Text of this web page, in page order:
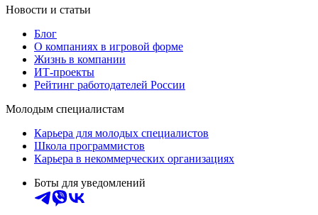
Новости и статьи
Блог
О компаниях в игровой форме
Жизнь в компании
ИТ-проекты
Рейтинг работодателей России
Молодым специалистам
Карьера для молодых специалистов
Школа программистов
Карьера в некоммерческих организациях
Боты для уведомлений